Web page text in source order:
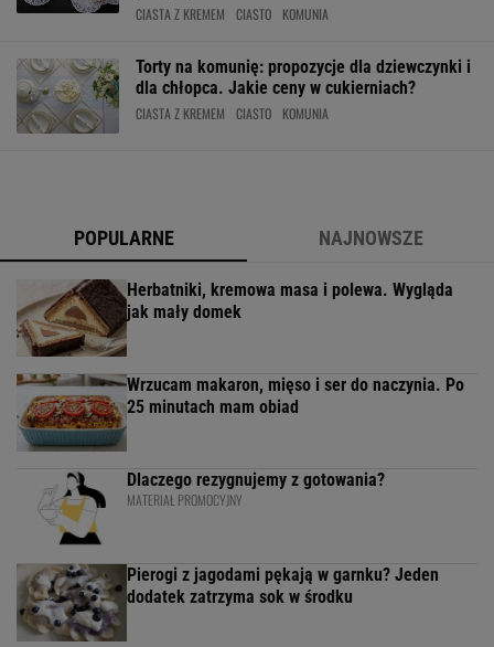
CIASTA Z KREMEM CIASTO KOMUNIA
Torty na komunię: propozycje dla dziewczynki i
dla chłopca. Jakie ceny w cukierniach?
CIASTA Z KREMEM CIASTO KOMUNIA
POPULARNE NAJNOWSZE
Herbatniki, kremowa masa i polewa. Wygląda
jak mały domek
Wrzucam makaron, mięso i ser do naczynia. Po
25 minutach mam obiad
Dlaczego rezygnujemy z gotowania?
MATERIAŁ PROMOCYJNY
Pierogi z jagodami pękają w garnku? Jeden
dodatek zatrzyma sok w środku